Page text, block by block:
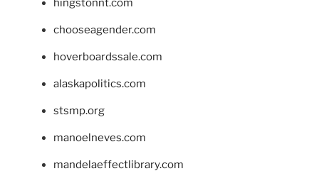
hingstonnt.com
chooseagender.com
hoverboardssale.com
alaskapolitics.com
stsmp.org
manoelneves.com
mandelaeffectlibrary.com